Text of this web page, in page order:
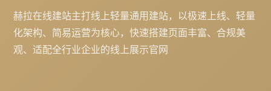
赫拉在线建站主打线上轻量通用建站，以极速上线、轻量
化架构、简易运营为核心，快速搭建页面丰富、合规美
观、适配全行业企业的线上展示官网